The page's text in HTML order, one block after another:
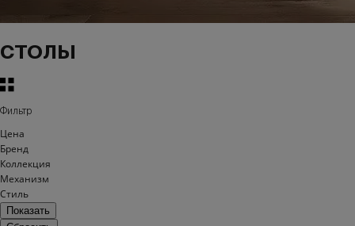
СТОЛЫ
Фильтр
Цена
Бренд
Коллекция
Механизм
Стиль